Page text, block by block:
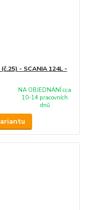
- SCANIA 124L -
NA OBJEDNÁNÍ cca
10-14 pracovních
dnů